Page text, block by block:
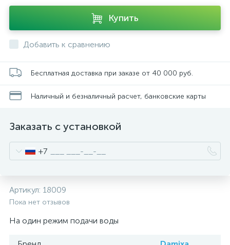
Купить
Добавить к сравнению
Бесплатная доставка при заказе от 40 000 руб.
Наличный и безналичный расчет, банковские карты
Заказать с установкой
+7
Артикул: 18009
Пока нет отзывов
На один режим подачи воды